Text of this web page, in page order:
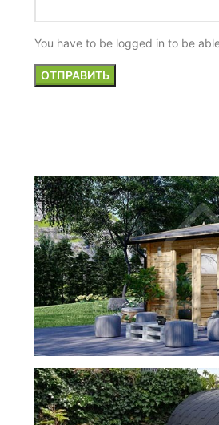
You have to be logged in to be
фотогалерея